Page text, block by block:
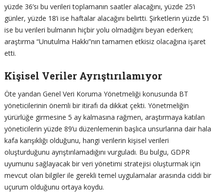
yüzde 36’sı bu verileri toplamanın saatler alacağını, yüzde 25’i
günler, yüzde 18’i ise haftalar alacağını belirtti. Şirketlerin yüzde 5’i
ise bu verileri bulmanın hiçbir yolu olmadığını beyan ederken;
araştırma “Unutulma Hakkı”nın tamamen etkisiz olacağına işaret
etti.
Kişisel Veriler Ayrıştırılamıyor
Öte yandan Genel Veri Koruma Yönetmeliği konusunda BT
yöneticilerinin önemli bir itirafı da dikkat çekti. Yönetmeliğin
yürürlüğe girmesine 5 ay kalmasına rağmen, araştırmaya katılan
yöneticilerin yüzde 89’u düzenlemenin başlıca unsurlarına dair hala
kafa karışıklığı olduğunu, hangi verilerin kişisel verileri
oluşturduğunu ayrıştırılamadığını vurguladı. Bu bulgu, GDPR
uyumunu sağlayacak bir veri yönetimi stratejisi oluşturmak için
mevcut olan bilgiler ile gerekli temel uygulamalar arasında ciddi bir
uçurum olduğunu ortaya koydu.